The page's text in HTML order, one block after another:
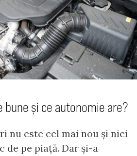
bune și ce autonomie are?
nu este cel mai nou și nici
de pe piață. Dar și-a